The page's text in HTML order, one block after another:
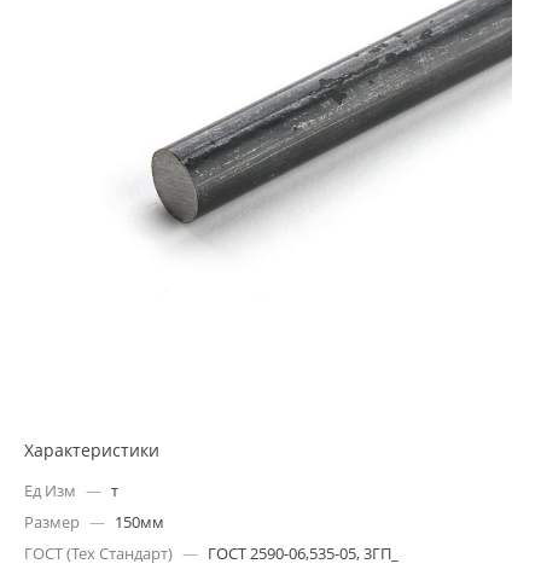
Характеристики
Ед Изм — т
Размер — 150мм
ГОСТ (Тех Стандарт) — ГОСТ 2590-06,535-05, 3ГП_